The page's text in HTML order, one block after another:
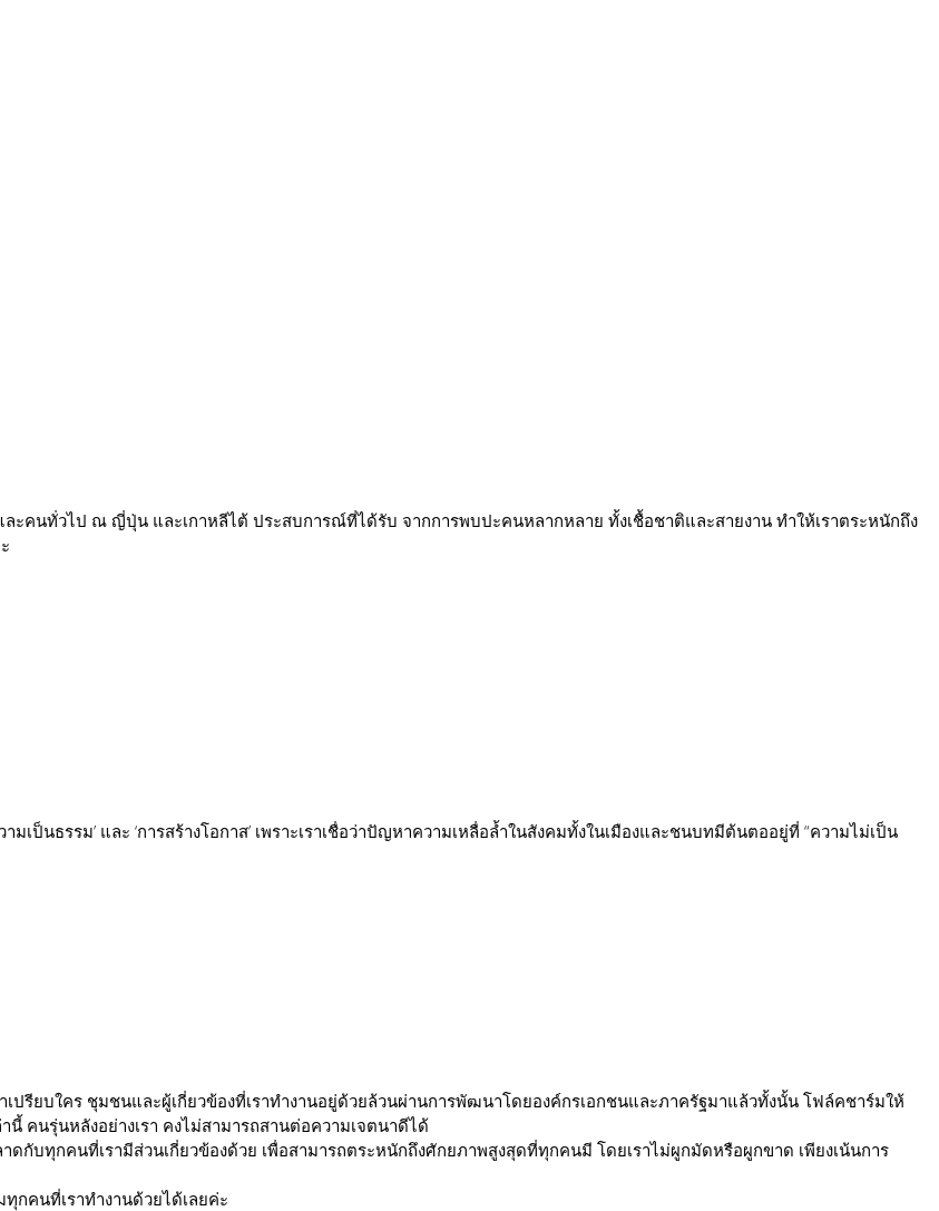
ละคนทั่วไป ณ ญี่ปุ่น และเกาหลีไต้ ประสบการณ์ที่ได้รับ จากการพบปะคนหลากหลาย ทั้งเชื้อชาติและสายงาน ทำให้เราตระหนักถึง
ป็นธรรม’ และ ‘การสร้างโอกาส’ เพราะเราเชื่อว่าปัญหาความเหลื่อล้ำในสังคมทั้งในเมืองและชนบทมีต้นตออยู่ที่ “ความไม่เป็น
ปรียบใคร ชุมชนและผู้เกี่ยวข้องที่เราทำงานอยู่ด้วยล้วนผ่านการพัฒนาโดยองค์กรเอกชนและภาครัฐมาแล้วทั้งนั้น โฟล์คชาร์มให้
คนรุ่นหลังอย่างเรา คงไม่สามารถสานต่อความเจตนาดีได้
กับทุกคนที่เรามีส่วนเกี่ยวข้องด้วย เพื่อสามารถตระหนักถึงศักยภาพสูงสุดที่ทุกคนมี โดยเราไม่ผูกมัดหรือผูกขาด เพียงเน้นการ
กคนที่เราทำงานด้วยได้เลยค่ะ